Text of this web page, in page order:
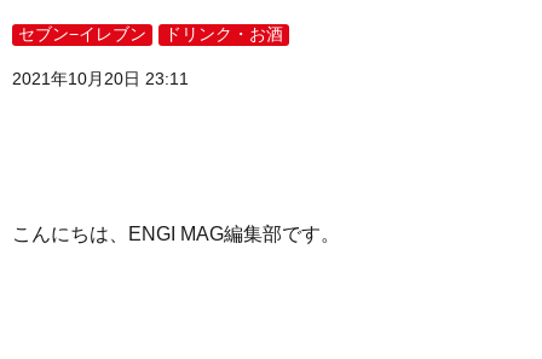
セブン−イレブン ドリンク・お酒
2021年10月20日 23:11
こんにちは、ENGI MAG編集部です。